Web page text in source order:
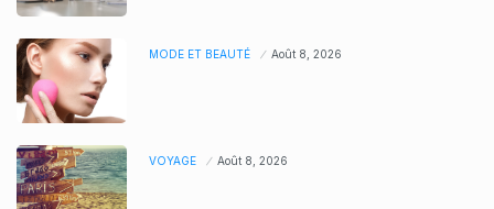
MODE ET BEAUTÉ Août 8, 2026
VOYAGE Août 8, 2026